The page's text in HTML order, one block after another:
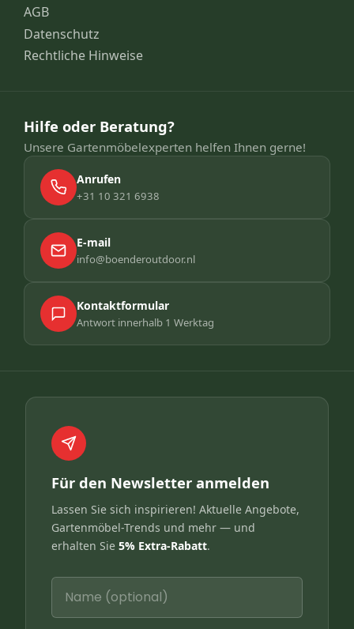
AGB
Datenschutz
Rechtliche Hinweise
Hilfe oder Beratung?
Unsere Gartenmöbelexperten helfen Ihnen gerne!
Anrufen
+31 10 321 6938
E-mail
info@boenderoutdoor.nl
Kontaktformular
Antwort innerhalb 1 Werktag
Für den Newsletter anmelden
Lassen Sie sich inspirieren! Aktuelle Angebote,
Gartenmöbel-Trends und mehr — und
erhalten Sie 5% Extra-Rabatt.